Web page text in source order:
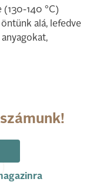
140 °C)
alá, lefedve